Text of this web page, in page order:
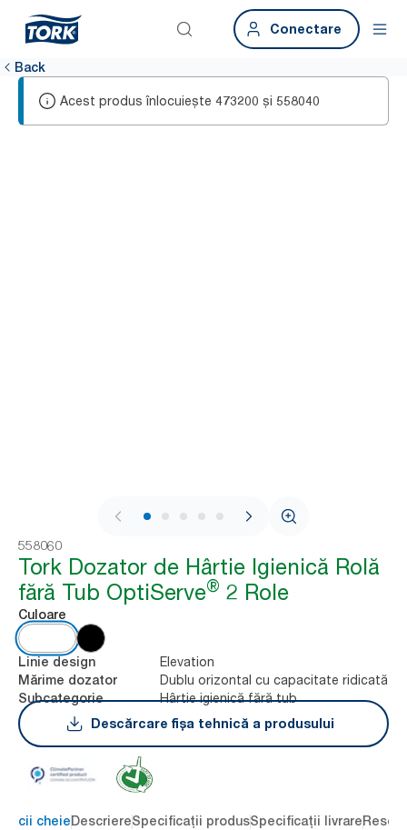
Conectare
Back
Acest produs înlocuiește 473200 și 558040
1 / 6
558060
Tork Dozator de Hârtie Igienică Rolă
fără Tub OptiServe® 2 Role
Culoare
Linie design Elevation
Mărime dozator Dublu orizontal cu capacitate ridicată
Subcategorie
Hârtie igienică fără tub
Descărcare fișa tehnică a produsului
cheieDescriereSpecificații produsSpecificații livrare